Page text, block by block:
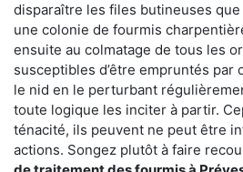
disparaître les files butineuses
une colonie de fourmis
ensuite au colmatage de tous les
susceptibles d’être empruntés par
le nid en le perturbant
toute logique les inciter à partir.
ténacité, ils peuvent ne peut être
actions. Songez plutôt à faire